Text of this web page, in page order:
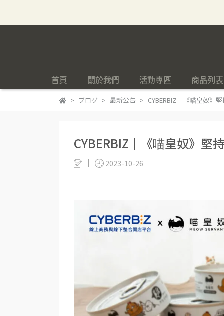
首頁 關於我們 活動專區 商品列表
ブログ 最新公告 CYBERBIZ｜《喵皇奴》
CYBERBIZ｜《喵皇奴》堅
2023-10-26